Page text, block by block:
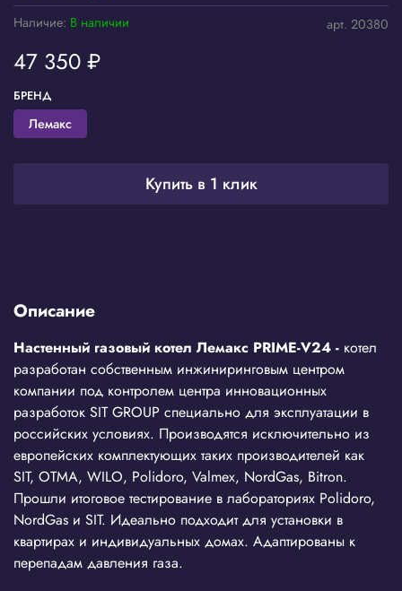
арт. 20380
Наличие: В наличии
47 350 ₽
Купить в 1 клик
БРЕНД
Лемакс
Описание
Настенный газовый котел Лемакс PRIME-V24 - котел
разработан собственным инжиниринговым центром
компании под контролем центра инновационных
разработок SIT GROUP специально для эксплуатации в
российских условиях. Производятся исключительно из
европейских комплектующих таких производителей как
SIT, OTMA, WILO, Polidoro, Valmex, NordGas, Bitron.
Прошли итоговое тестирование в лабораториях Polidoro,
NordGas и SIT. Идеально подходит для установки в
квартирах и индивидуальных домах. Адаптированы к
перепадам давления газа.